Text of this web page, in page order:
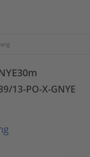
13-PO-X-GNYE